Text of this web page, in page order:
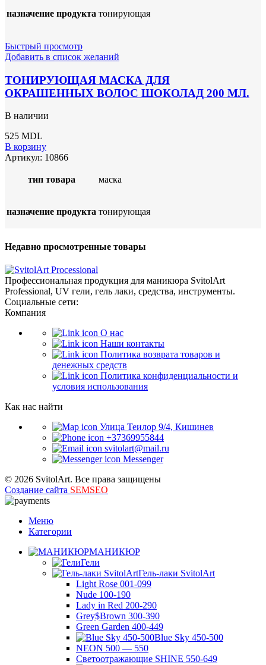
назначение продукта тонирующая
Быстрый просмотр
Добавить в список желаний
ТОНИРУЮЩАЯ МАСКА ДЛЯ
ОКРАШЕННЫХ ВОЛОС ШОКОЛАД 200 МЛ.
В наличии
525 MDL
В корзину
Артикул: 10866
тип товара маска
назначение продукта тонирующая
Недавно просмотренные товары
Профессиональная продукция для маникюра SvitolArt
Professional, UV гели, гель лаки, средства, инструменты.
Социальные сети:
Компания
О нас
Наши контакты
Политика возврата товаров и
денежных средств
Политика конфиденциальности и
условия использования
Как нас найти
Улица Теилор 9/4, Кишинев
+37369955844
svitolart@mail.ru
Messenger
© 2026 SvitolArt. Все права защищены
Создание сайта SEMSEO
Меню
Категории
МАНИКЮР
Гели
Гель-лаки SvitolArt
Light Rose 001-099
Nude 100-190
Lady in Red 200-290
Grey$Brown 300-390
Green Garden 400-449
Blue Sky 450-500
NEON 500 — 550
Светоотражающие SHINE 550-649